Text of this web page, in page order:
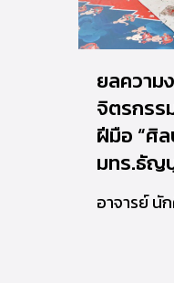
ยลความ
จิตรกรร
ฝีมือ “ศิล
มทร.ธัญ
อาจารย์ นั